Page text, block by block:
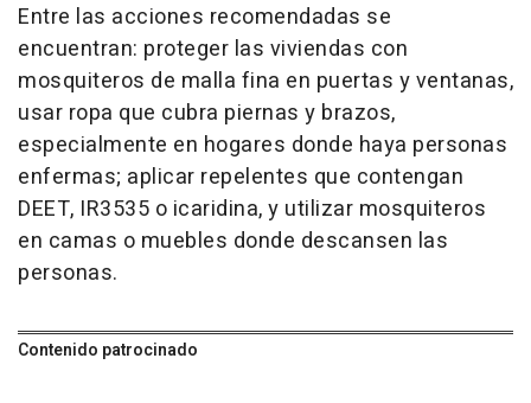
Entre las acciones recomendadas se
encuentran: proteger las viviendas con
mosquiteros de malla fina en puertas y ventanas,
usar ropa que cubra piernas y brazos,
especialmente en hogares donde haya personas
enfermas; aplicar repelentes que contengan
DEET, IR3535 o icaridina, y utilizar mosquiteros
en camas o muebles donde descansen las
personas.
Contenido patrocinado